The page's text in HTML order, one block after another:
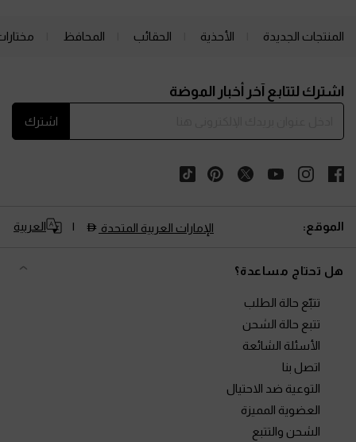
المنتجات الجديدة الأحذية الحقائب المحافظ
اشترك لتتابع آخر أخبار الموضة
اشترك
الموقع: الإمارات العربية المتحدة العربية
هل تحتاج مساعدة؟
تتبّع حالة الطلب
تتبع حالة الشحن
الأسئلة الشائعة
اتصل بنا
التوعية ضد الاحتيال
العضوية المميزة
الشحن والتتبع